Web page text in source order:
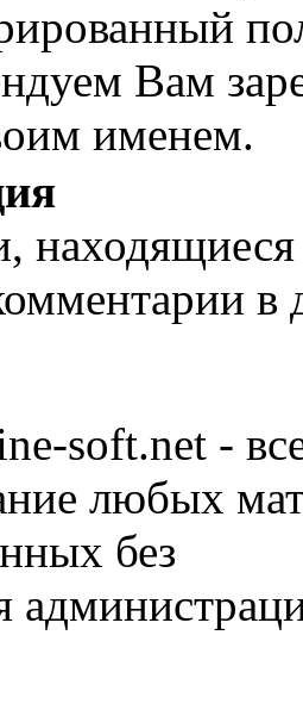
Вам
именем.
в
soft.net -
любых
без